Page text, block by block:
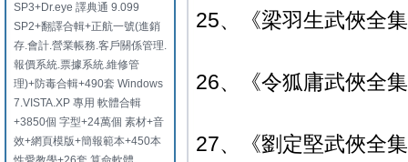
SP3+Dr.eye 譯典通 9.099
SP2+翻譯合輯+正航一號(進銷
存.會計.營業帳務.客戶關係管理.
報價系統.票據系統.維修管
理)+防毒合輯+490套 Windows
7.VISTA.XP 專用 軟體合輯
+3850個 字型+24萬個 素材+音
效+網頁模版+簡報範本+450本
25、《梁羽生武俠全
26、《令狐庸武俠全
27、《劉定堅武俠全